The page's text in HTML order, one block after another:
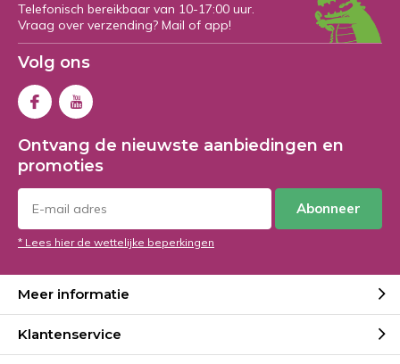
Telefonisch bereikbaar van 10-17:00 uur.
Vraag over verzending? Mail of app!
Volg ons
Ontvang de nieuwste aanbiedingen en
promoties
Abonneer
* Lees hier de wettelijke beperkingen
Meer informatie
Klantenservice